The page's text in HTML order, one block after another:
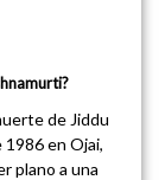
de Jiddu
en Ojai,
plano a una